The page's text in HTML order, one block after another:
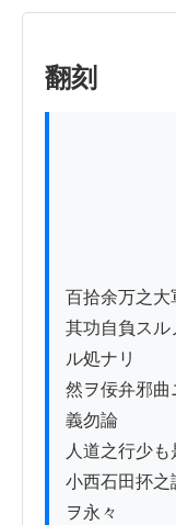
翻刻
百拾余万之大
其功自負スル
ル処ナリ
然ヲ佞弁邪曲
義勿論
人道之行少
小西石田抔之
ヲ永々